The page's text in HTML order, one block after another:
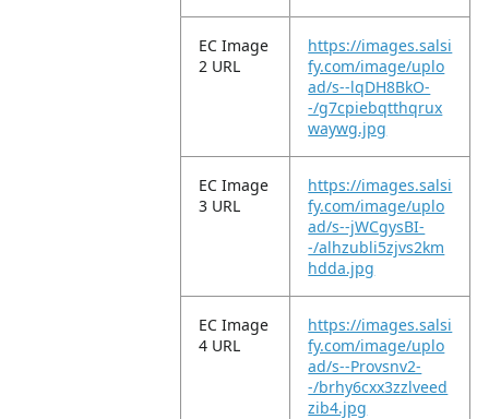
EC Image
2 URL
https://images.salsi
fy.com/image/uplo
ad/s--lqDH8BkO-
-/g7cpiebqtthqrux
waywg.jpg
EC Image
3 URL
https://images.salsi
fy.com/image/uplo
ad/s--jWCgysBI-
-/alhzubli5zjvs2km
hdda.jpg
EC Image
4 URL
https://images.salsi
fy.com/image/uplo
ad/s--Provsnv2-
-/brhy6cxx3zzlveed
zib4.jpg